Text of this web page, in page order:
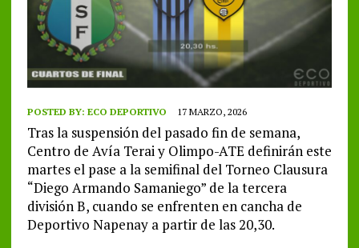
POSTED BY: ECO DEPORTIVO 17 MARZO, 2026
Tras la suspensión del pasado fin de semana,
Centro de Avía Terai y Olimpo-ATE definirán este
martes el pase a la semifinal del Torneo Clausura
“Diego Armando Samaniego” de la tercera
división B, cuando se enfrenten en cancha de
Deportivo Napenay a partir de las 20,30.